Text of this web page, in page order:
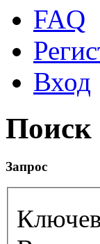
FAQ
Вход
Поиск
Запрос